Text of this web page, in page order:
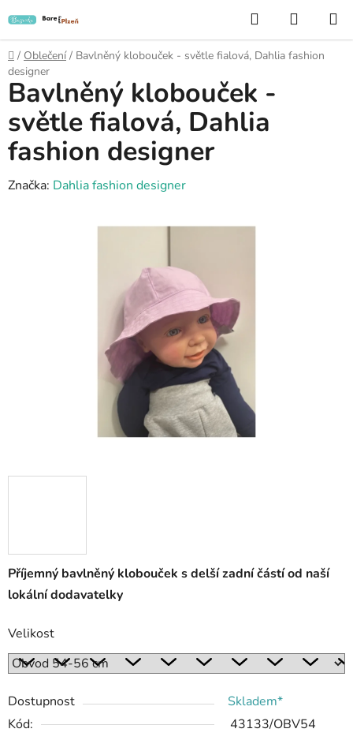
na
obsah
Hledat
KOŠÍK
Domů
/ Oblečení / Bavlněný klobouček - světle fialová, Dahlia fashion
designer
Příjemný bavlněný klobouček s delší zadní částí od naší
lokální dodavatelky
Velikost
Dostupnost
Skladem*
Kód:
43133/OBV54
Bavlněný klobouček -
světle fialová, Dahlia
fashion designer
Značka: Dahlia fashion designer